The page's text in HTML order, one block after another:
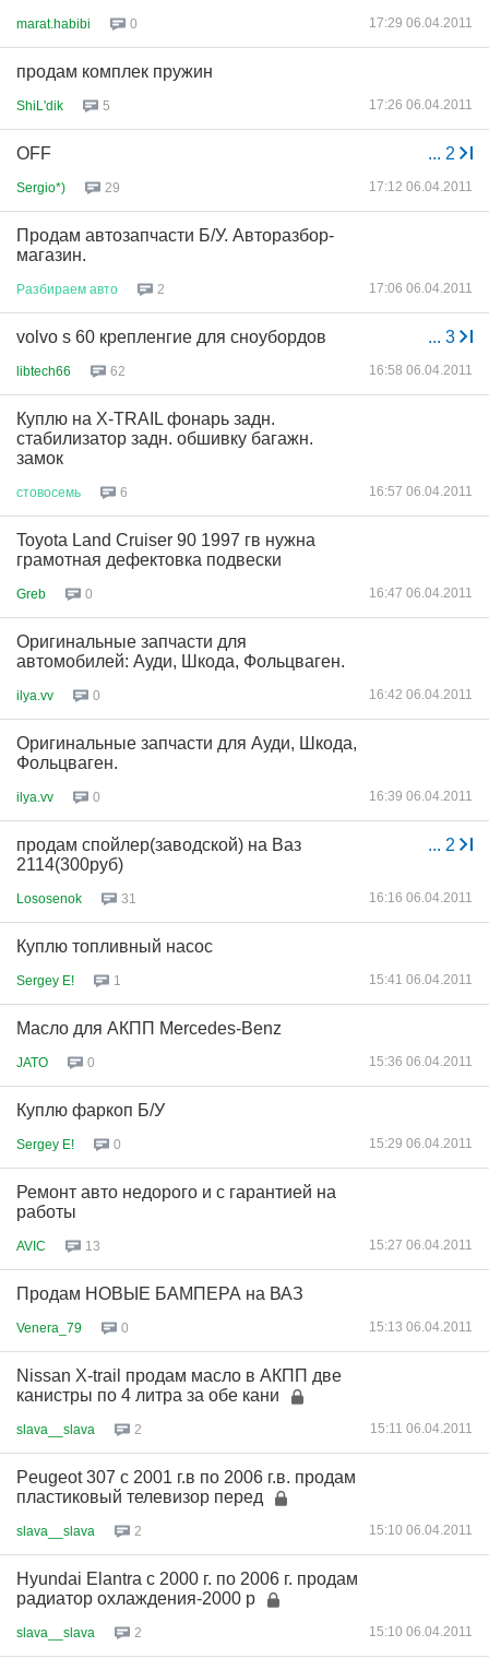
marat.habibi 0 17:29 06.04.2011
продам комплек пружин
ShiL'dik 5 17:26 06.04.2011
... 2
OFF
Sergio*) 29 17:12 06.04.2011
Продам автозапчасти Б/У. Авторазбор-
магазин.
Разбираем авто 2 17:06 06.04.2011
... 3
volvo s 60 крепленгие для сноубордов
libtech66 62 16:58 06.04.2011
Куплю на X-TRAIL фонарь задн.
стабилизатор задн. обшивку багажн.
замок
стовосемь 6 16:57 06.04.2011
Toyota Land Cruiser 90 1997 гв нужна
грамотная дефектовка подвески
Greb 0 16:47 06.04.2011
Оригинальные запчасти для
автомобилей: Ауди, Шкода, Фольцваген.
ilya.vv 0 16:42 06.04.2011
Оригинальные запчасти для Ауди, Шкода,
Фольцваген.
ilya.vv 0 16:39 06.04.2011
... 2
продам спойлер(заводской) на Ваз
2114(300руб)
Lososenok 31 16:16 06.04.2011
Куплю топливный насос
Sergey E! 1 15:41 06.04.2011
Масло для АКПП Mercedes-Benz
JATO 0 15:36 06.04.2011
Куплю фаркоп Б/У
Sergey E! 0 15:29 06.04.2011
Ремонт авто недорого и с гарантией на
работы
AVIC 13 15:27 06.04.2011
Продам НОВЫЕ БАМПЕРА на ВАЗ
Venera_79 0 15:13 06.04.2011
Nissan X-trail продам масло в АКПП две
канистры по 4 литра за обе кани
slava__slava 2 15:11 06.04.2011
Peugeot 307 c 2001 г.в по 2006 г.в. продам
пластиковый телевизор перед
slava__slava 2 15:10 06.04.2011
Hyundai Elantra c 2000 г. по 2006 г. продам
радиатор охлаждения-2000 р
slava__slava 2 15:10 06.04.2011